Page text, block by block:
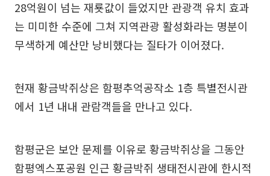
28억원이 넘는 재룟값이 들었지만 관광객 유치 효과
는 미미한 수준에 그쳐 지역관광 활성화라는 명분이
무색하게 예산만 낭비했다는 질타가 이어졌다.
현재 황금박쥐상은 함평추억공작소 1층 특별전시관
에서 1년 내내 관람객들을 만나고 있다.
함평군은 보안 문제를 이유로 황금박쥐상을 그동안
함평엑스포공원 인근 황금박쥐 생태전시관에 한시적